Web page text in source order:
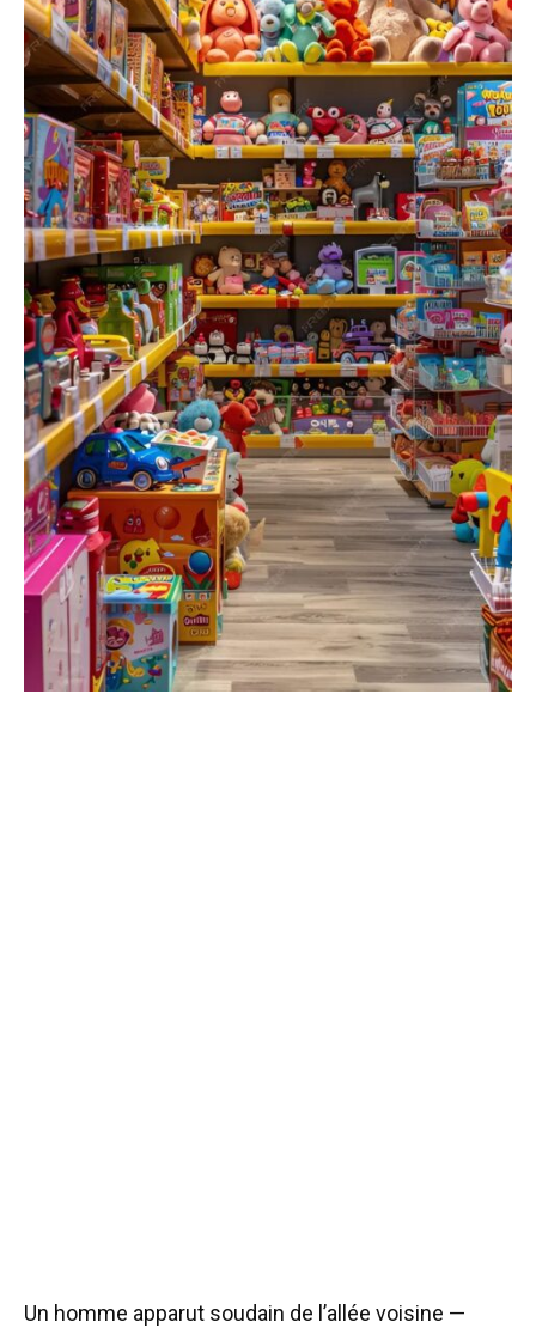
Un homme apparut soudain de l’allée voisine —